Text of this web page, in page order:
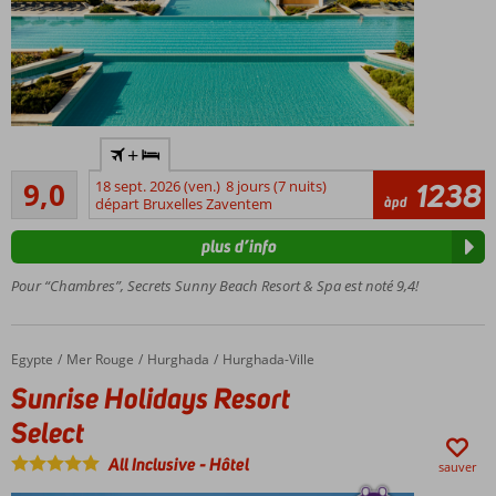
Hôtel de
étoiles,
réservé
aux
(18 ans
minimum)
Plage de
aujourd'hui,
piscines à
débordement
demain?
Chambres
9,0Excellente
65
commentaires
+
18 sept. 2026 (ven.) 8 jours (7 nuits)
départ Bruxelles Zaventem
àpd 1238
Pour “Chambres”, Secrets Sunny Beach Resort & Spa est noté 9,4!
plus d’info
Accueil
Egypte Mer Rouge Hurghada Hurghada-Ville
Sunrise Holidays Resort Select
Sunrise Holidays Resort
Select
All Inclusive-Hôtel sauver